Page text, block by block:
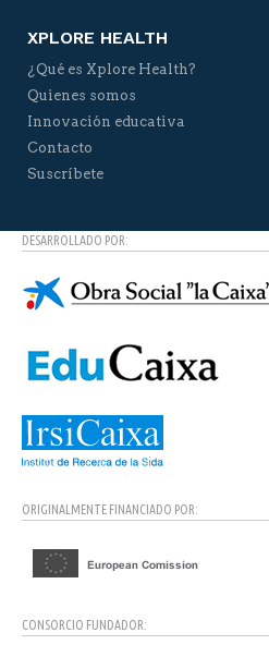
XPLORE HEALTH
¿Qué es Xplore Health?
Quienes somos
Innovación educativa
Contacto
Suscríbete
DESARROLLADO POR:
ORIGINALMENTE FINANCIADO POR:
CONSORCIO FUNDADOR: